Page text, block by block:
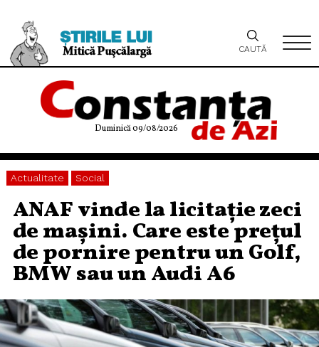
Duminică 09/08/2026
CAUTĂ
Actualitate Social
ANAF vinde la licitație zeci
de mașini. Care este prețul
de pornire pentru un Golf,
BMW sau un Audi A6